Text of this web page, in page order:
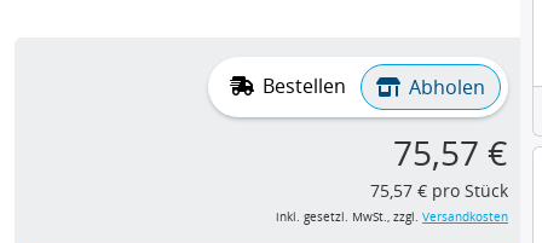
Bestellen Abholen
75,57 €
75,57 € pro Stück
inkl. gesetzl. MwSt., zzgl. Versandkosten